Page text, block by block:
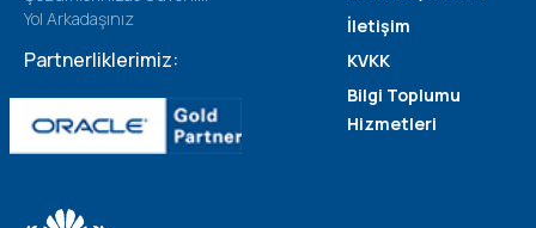
Yol Arkadaşınız
Partnerliklerimiz:
İletişim
KVKK
Bilgi Toplumu
Hizmetleri